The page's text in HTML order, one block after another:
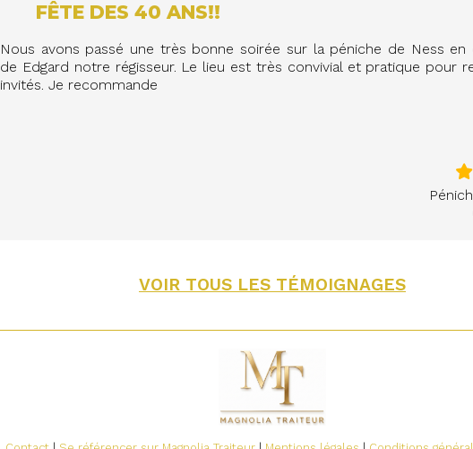
FÊTE DES 40 ANS!!
Nous avons passé une très bonne soirée sur la péniche de Ness en
de Edgard notre régisseur. Le lieu est très convivial et pratique pour
invités. Je recommande
VOIR TOUS LES TÉMOIGNAGES